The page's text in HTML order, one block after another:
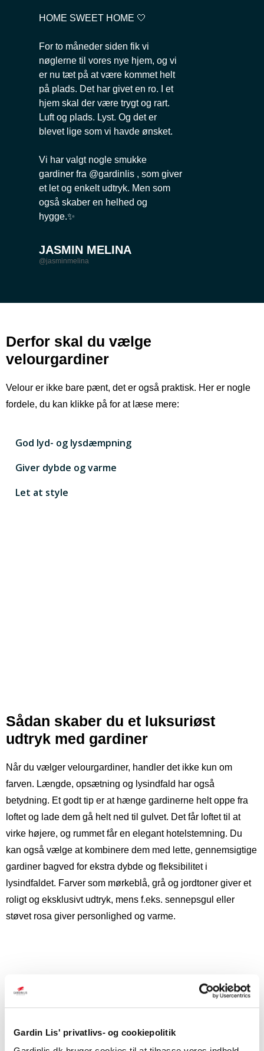
Gardin Lis' privatlivs- og cookiepolitik
HOME SWEET HOME 🤍
For to måneder siden fik vi
nøglerne til vores nye hjem, og vi
er nu tæt på at være kommet helt
på plads. Det har givet en ro. I et
hjem skal der være trygt og rart.
Luft og plads. Lyst. Og det er
blevet lige som vi havde ønsket.
Vi har valgt nogle smukke
gardiner fra @gardinlis , som giver
et let og enkelt udtryk. Men som
også skaber en helhed og
hygge.✨
JASMIN MELINA
@jasminmelina
Derfor skal du vælge
velourgardiner
Velour er ikke bare pænt, det er også praktisk. Her er nogle
fordele, du kan klikke på for at læse mere:
God lyd- og lysdæmpning
Giver dybde og varme
Let at style
Sådan skaber du et luksuriøst
udtryk med gardiner
Når du vælger velourgardiner, handler det ikke kun om
farven. Længde, opsætning og lysindfald har også
betydning. Et godt tip er at hænge gardinerne helt oppe fra
loftet og lade dem gå helt ned til gulvet. Det får loftet til at
virke højere, og rummet får en elegant hotelstemning. Du
kan også vælge at kombinere dem med lette, gennemsigtige
gardiner bagved for ekstra dybde og fleksibilitet i
lysindfaldet. Farver som mørkeblå, grå og jordtoner giver et
roligt og eksklusivt udtryk, mens f.eks. sennepsgul eller
støvet rosa giver personlighed og varme.